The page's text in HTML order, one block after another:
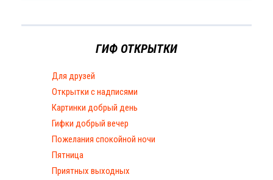
ГИФ ОТКРЫТКИ
Для друзей
Открытки с надписями
Картинки добрый день
Гифки добрый вечер
Пожелания спокойной ночи
Пятница
Приятных выходных